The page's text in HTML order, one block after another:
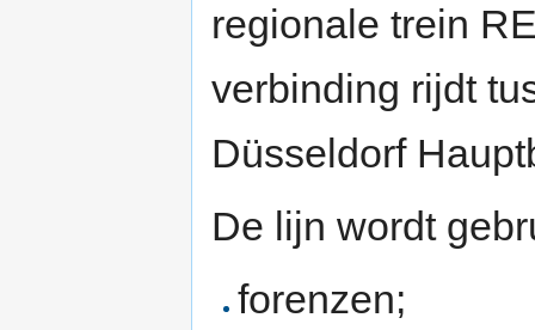
regionale trein
verbinding rijdt
Düsseldorf
De lijn wordt
forenzen;